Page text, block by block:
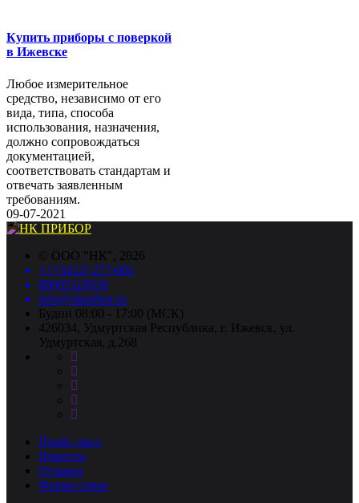
Купить приборы с поверкой
в Ижевске
Любое измерительное
средство, независимо от его
вида, типа, способа
использования, назначения,
должно сопровождаться
документацией,
соответствовать стандартам и
отвечать заявленным
требованиям.
09-07-2021
© ООО "НК", 2026
+7 (3412) 277-001
88005118036
info@nkpribor.ru
Будни 08:00 - 17:00 (МСК)
426034, Удмуртская Республика, г. Ижевск, ул.
Удмуртская, д.268
Прайс-лист
Новости
Отзывы
Форма связи